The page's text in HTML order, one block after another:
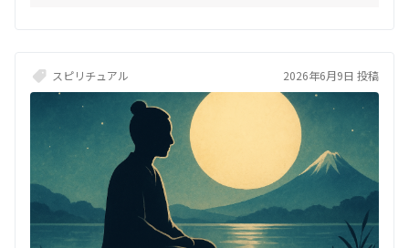
スピリチュアル 2026年6月9日 投稿